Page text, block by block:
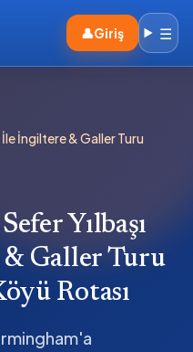
👤Giriş ☰
İngiltere & Galler Turu
Yılbaşı
Galler Turu
Rotası